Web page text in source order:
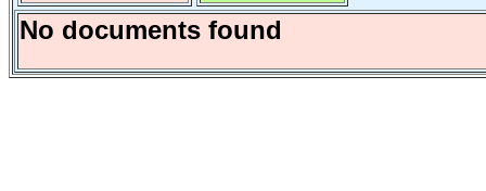
No documents found